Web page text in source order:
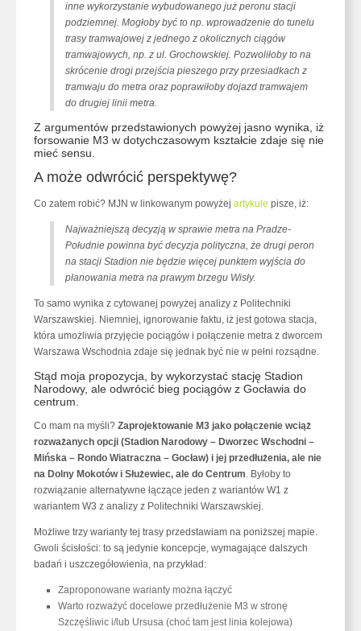
inne wykorzystanie wybudowanego już peronu stacji
podziemnej. Mogłoby być to np. wprowadzenie do tunelu
trasy tramwajowej z jednego z okolicznych ciągów
tramwajowych, np. z ul. Grochowskiej. Pozwoliłoby to na
skrócenie drogi przejścia pieszego przy przesiadkach z
tramwaju do metra oraz poprawiłoby dojazd tramwajem
do drugiej linii metra.
Z argumentów przedstawionych powyżej jasno wynika, iż
forsowanie M3 w dotychczasowym kształcie zdaje się nie
mieć sensu.
A może odwrócić perspektywę?
Co zatem robić? MJN w linkowanym powyżej artykule pisze, iż:
Najważniejszą decyzją w sprawie metra na Pradze-
Południe powinna być decyzja polityczna, że drugi peron
na stacji Stadion nie będzie więcej punktem wyjścia do
planowania metra na prawym brzegu Wisły.
To samo wynika z cytowanej powyżej analizy z Politechniki
Warszawskiej. Niemniej, ignorowanie faktu, iż jest gotowa stacja,
która umożliwia przyjęcie pociągów i połączenie metra z dworcem
Warszawa Wschodnia zdaje się jednak być nie w pełni rozsądne.
Stąd moja propozycja, by wykorzystać stację Stadion
Narodowy, ale odwrócić bieg pociągów z Gocławia do
centrum.
Co mam na myśli? Zaprojektowanie M3 jako połączenie wciąż
rozważanych opcji (Stadion Narodowy – Dworzec Wschodni –
Mińska – Rondo Wiatraczna – Gocław) i jej przedłużenia, ale nie
na Dolny Mokotów i Służewiec, ale do Centrum. Byłoby to
rozwiązanie alternatywne łączące jeden z wariantów W1 z
wariantem W3 z analizy z Politechniki Warszawskiej.
Możliwe trzy warianty tej trasy przedstawiam na poniższej mapie.
Gwoli ścisłości: to są jedynie koncepcje, wymagające dalszych
badań i uszczegółowienia, na przykład:
Zaproponowane warianty można łączyć
Warto rozważyć docelowe przedłużenie M3 w stronę
Szczęśliwic i/lub Ursusa (choć tam jest linia kolejowa)